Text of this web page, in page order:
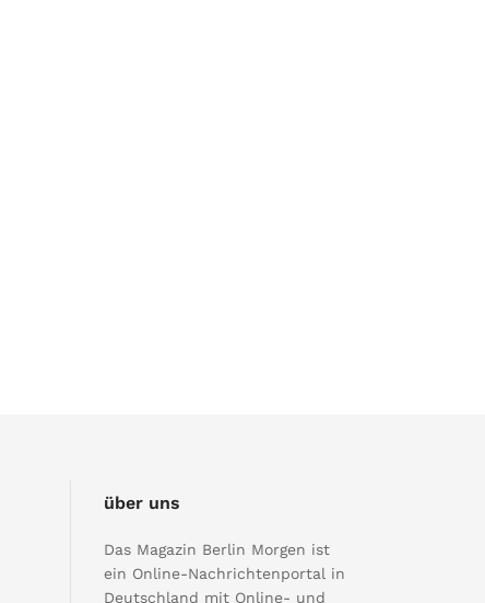
über uns
Das Magazin Berlin Morgen ist
ein Online-Nachrichtenportal in
Deutschland mit Online- und